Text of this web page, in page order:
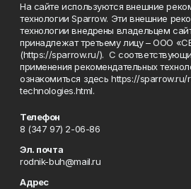
На сайте используются внешние
технологии Sparrow. Эти внешние
технологии внедрены владельцем
принадлежат третьему лицу – ООО
(https://sparrow.ru/). С
применения рекомендательных
ознакомиться здесь https://
technologies.html.
Телефон
8 (347 97) 2-06-86
Эл. почта
rodnik-buh@mail.ru
Адрес